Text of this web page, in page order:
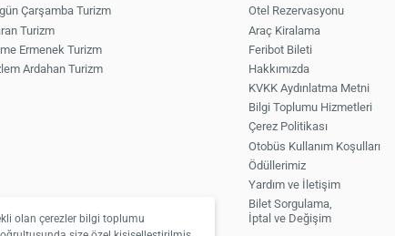
Çarşamba Turizm
Turizm
Ermenek Turizm
Ardahan Turizm
Otel Rezervasyonu
Araç Kiralama
Feribot Bileti
Hakkımızda
KVKK Aydınlatma Metni
Bilgi Toplumu Hizmetleri
Çerez Politikası
Otobüs Kullanım Koşulları
Ödüllerimiz
Yardım ve İletişim
Bilet Sorgulama,
İptal ve Değişim
olan çerezler bilgi toplumu